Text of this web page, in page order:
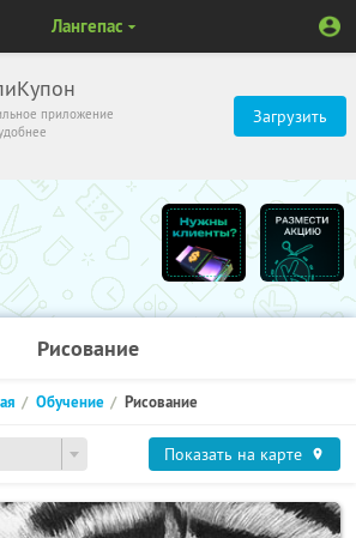
приложение
Загрузить
Лангепас
Рисование
Обучение Рисование
Показать на карте